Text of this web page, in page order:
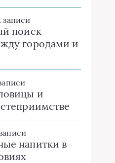
записи
поиск
городами и
и
напитки в